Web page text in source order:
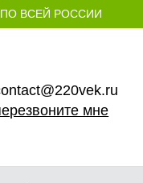
ВСЕЙ РОССИИ
мне